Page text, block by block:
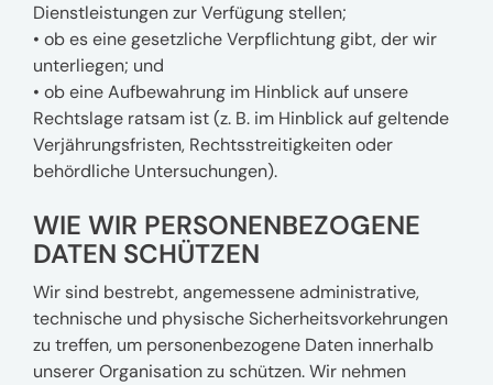
Dienstleistungen zur Verfügung stellen;
• ob es eine gesetzliche Verpflichtung gibt, der wir
unterliegen; und
• ob eine Aufbewahrung im Hinblick auf unsere
Rechtslage ratsam ist (z. B. im Hinblick auf geltende
Verjährungsfristen, Rechtsstreitigkeiten oder
behördliche Untersuchungen).
WIE WIR PERSONENBEZOGENE
DATEN SCHÜTZEN
Wir sind bestrebt, angemessene administrative,
technische und physische Sicherheitsvorkehrungen
zu treffen, um personenbezogene Daten innerhalb
unserer Organisation zu schützen. Wir nehmen